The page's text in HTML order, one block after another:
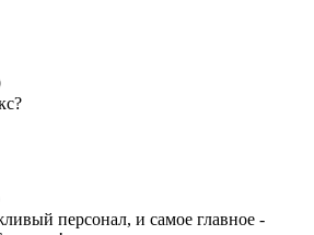
персонал, и самое главное -